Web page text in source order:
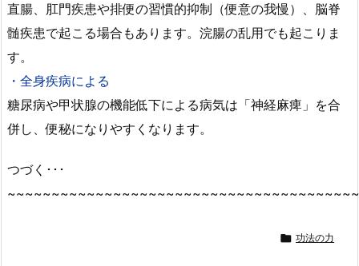
直腸、肛門疾患や排便の習慣的抑制（便意の我慢）、脳脊
髄疾患で起こる場合もあります。浣腸の乱用でも起こりま
す。
・全身疾病による
糖尿病や甲状腺の機能低下による病気は「神経麻痺」を合
併し、便秘になりやすくなります。
つづく･･･
 功法の力